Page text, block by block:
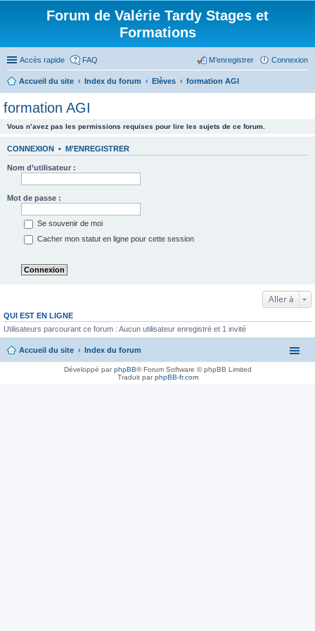
Forum de Valérie Tardy Stages et
Formations
Accès rapide FAQ Connexion
M’enregistrer
Accueil du site Index du forum Elèves formation AGI
formation AGI
Vous n’avez pas les permissions requises pour lire les sujets de ce forum.
CONNEXION • M’ENREGISTRER
Nom d’utilisateur :
Mot de passe :
Se souvenir de moi
Cacher mon statut en ligne pour cette session
Aller à
QUI EST EN LIGNE
Utilisateurs parcourant ce forum : Aucun utilisateur enregistré et 1 invité
Accueil du site Index du forum
Développé parphpBB® Forum Software © phpBB Limited
Traduit parphpBB-fr.com